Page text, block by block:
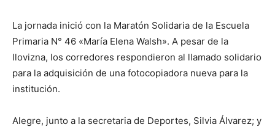
La jornada inició con la Maratón Solidaria de la Escuela
Primaria N° 46 «María Elena Walsh». A pesar de la
llovizna, los corredores respondieron al llamado solidario
para la adquisición de una fotocopiadora nueva para la
institución.
Alegre, junto a la secretaria de Deportes, Silvia Álvarez; y